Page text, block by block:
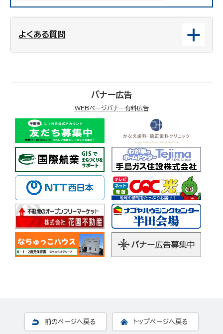
よくある質問
バナー広告
WEBページバナー有料広告
前のページへ戻る トップページへ戻る